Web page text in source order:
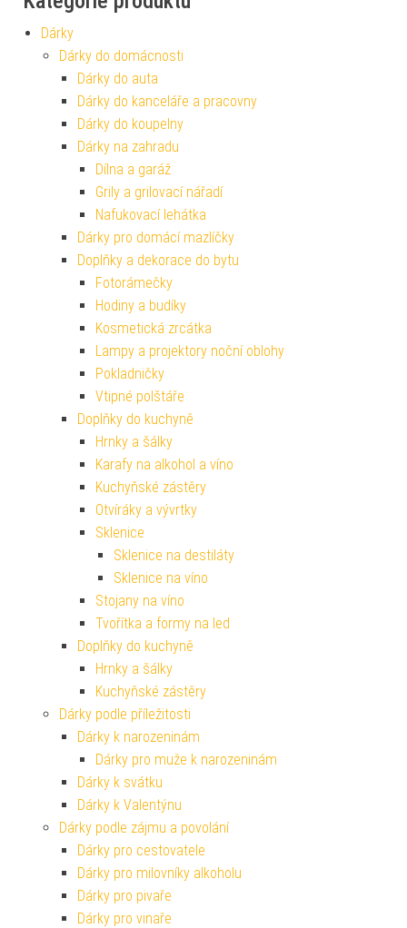
Dárky
Dárky do domácnosti
Dárky do auta
Dárky do kanceláře a pracovny
Dárky do koupelny
Dárky na zahradu
Dílna a garáž
Grily a grilovací nářadí
Nafukovací lehátka
Dárky pro domácí mazlíčky
Doplňky a dekorace do bytu
Fotorámečky
Hodiny a budíky
Kosmetická zrcátka
Lampy a projektory noční oblohy
Pokladničky
Vtipné polštáře
Doplňky do kuchyně
Hrnky a šálky
Karafy na alkohol a víno
Kuchyňské zástěry
Otvíráky a vývrtky
Sklenice
Sklenice na destiláty
Sklenice na víno
Stojany na víno
Tvořítka a formy na led
Doplňky do kuchyně
Hrnky a šálky
Kuchyňské zástěry
Dárky podle příležitosti
Dárky k narozeninám
Dárky pro muže k narozeninám
Dárky k svátku
Dárky k Valentýnu
Dárky podle zájmu a povolání
Dárky pro cestovatele
Dárky pro milovníky alkoholu
Dárky pro pivaře
Dárky pro vinaře